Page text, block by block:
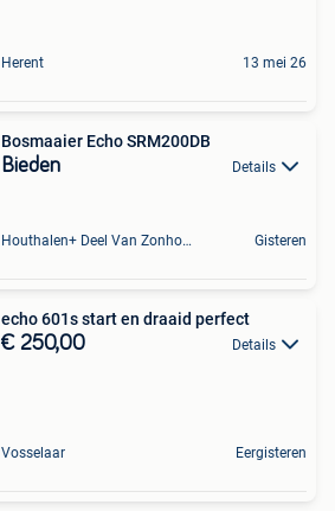
Herent 13 mei 26
Bosmaaier Echo SRM200DB
Bieden Details
Houthalen+ Deel Van Zonhoven En Zolder Gisteren
echo 601s start en draaid perfect
€ 250,00 Details
Vosselaar Eergisteren